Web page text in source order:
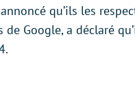
qu’ils les
Google, a déclaré